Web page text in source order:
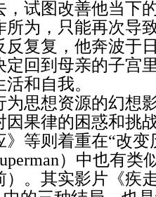
，试图改善他当下
所为，只能再次导
反复复，他奔波于
定回到母亲的子宫
和自我。
思想资源的幻想
因果律的困惑和挑
》等则着重在“改变
）中也有类
）。其实影片《疾